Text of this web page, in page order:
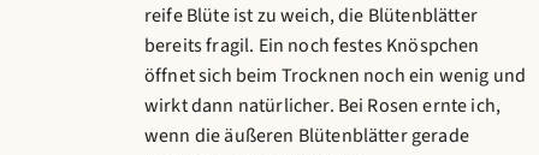
reife Blüte ist zu weich, die Blütenblätter
bereits fragil. Ein noch festes Knöspchen
öffnet sich beim Trocknen noch ein wenig und
wirkt dann natürlicher. Bei Rosen ernte ich,
wenn die äußeren Blütenblätter gerade